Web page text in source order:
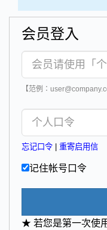
会员登入
【范例：
忘记口令 重寄启用信
记住帐号口令
★ 若您是第一次使